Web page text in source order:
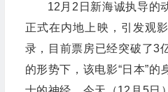
12月2日新海诚执导的
正式在内地上映，引发观
录，目前票房已经突破了3
的形势下，该电影“日本”的